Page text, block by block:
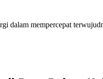
dalam mempercepat